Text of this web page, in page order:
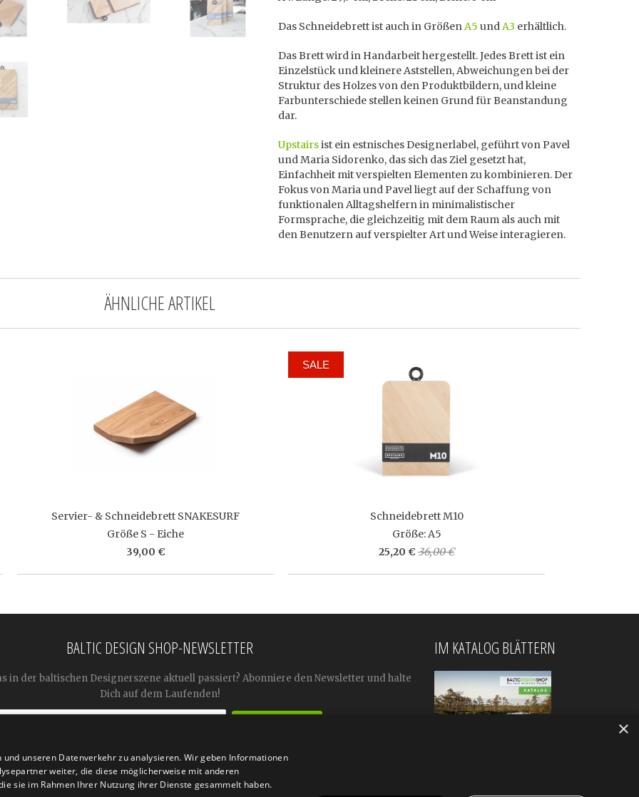
Das Schneidebrett ist auch in GrößenA5 undA3 erhältlich.
Das Brett wird in Handarbeit hergestellt. Jedes Brett ist ein
Einzelstück und kleinere Aststellen, Abweichungen bei der
Struktur des Holzes von den Produktbildern, und kleine
Farbunterschiede stellen keinen Grund für Beanstandung
dar.
Upstairsist ein estnisches Designerlabel, geführt von Pavel
und Maria Sidorenko, das sich das Ziel gesetzt hat,
Einfachheit mit verspielten Elementen zu kombinieren. Der
Fokus von Maria und Pavel liegt auf der Schaffung von
funktionalen Alltagshelfern in minimalistischer
Formsprache, die gleichzeitig mit dem Raum als auch mit
den Benutzern auf verspielter Art und Weise interagieren.
ÄHNLICHE ARTIKEL
Servier- & Schneidebrett SNAKESURF
Größe S - Eiche
39,00 €
Schneidebrett M10
Größe: A5
25,20 € 36,00 €
SALE
BALTIC DESIGN SHOP-NEWSLETTER
in der baltischen Designerszene aktuell passiert? Abonniere den Newsletter und halte
Dich auf dem Laufenden!

IM KATALOG BLÄTTERN
×
unseren Datenverkehr zu analysieren. Wir geben Informationen
weiter, die diese möglicherweise mit anderen
sie im Rahmen Ihrer Nutzung ihrer Dienste gesammelt haben.